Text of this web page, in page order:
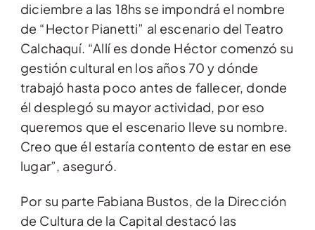
diciembre a las 18hs se impondrá el nombre
de “Hector Pianetti” al escenario del Teatro
Calchaquí. “Allí es donde Héctor comenzó su
gestión cultural en los años 70 y dónde
trabajó hasta poco antes de fallecer, donde
él desplegó su mayor actividad, por eso
queremos que el escenario lleve su nombre.
Creo que él estaría contento de estar en ese
lugar”, aseguró.
Por su parte Fabiana Bustos, de la Dirección
de Cultura de la Capital destacó las